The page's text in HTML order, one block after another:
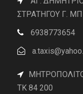
ΣΤΡΑΤΗΓΟΥ Γ.
6938773654
TK 84 200